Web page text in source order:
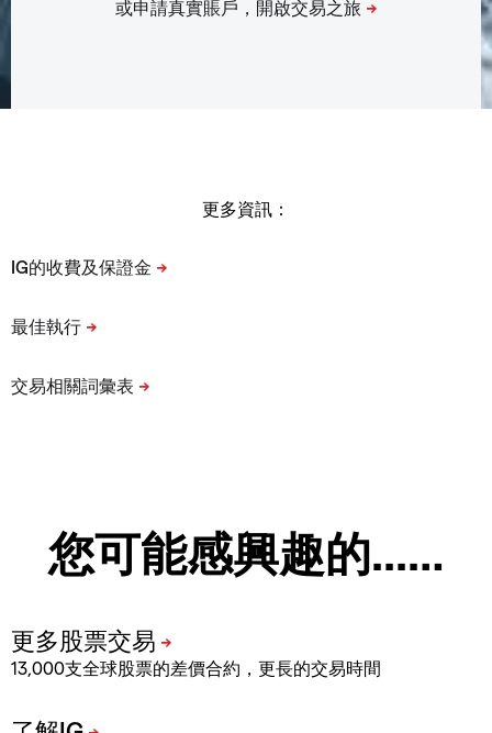
更多資訊：
您可能感興趣的...…
13,000支全球股票的差價合約，更長的交易時間